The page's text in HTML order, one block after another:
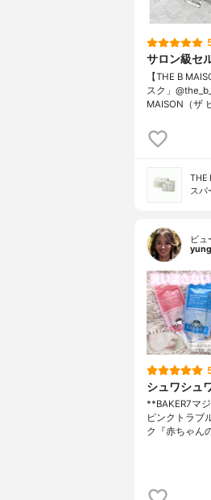
サロン級セ
【THE B
スク」
MAISON（ザ
THE
スパ
ビ
yung
シュワシュ
**BAKER7マ
ピンクトラブ
ク⁡⁡『赤ちゃん